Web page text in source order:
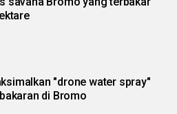
"drone water spray"
di Bromo